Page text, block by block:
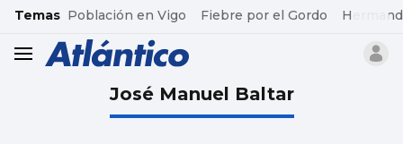
common.go-to-content
Temas Población en Vigo Fiebre por el Gordo
header.menu.open
José Manuel Baltar